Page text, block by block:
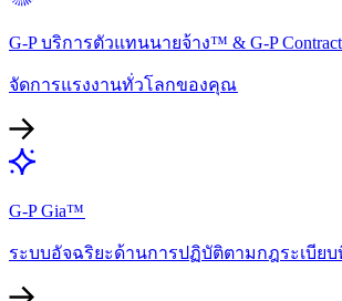
G-P บริการตัวแทนนายจ้าง™ & G-P
จัดการแรงงานทั่วโลกของคุณ​​
G-P Gia™​​
ระบบอัจฉริยะด้านการปฏิบัติตามกฎระเบีย